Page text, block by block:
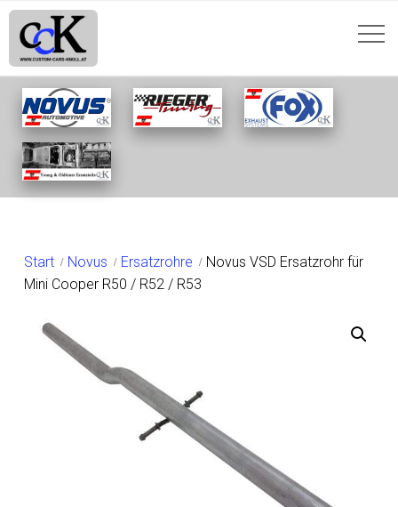
SHOP
Start Novus Ersatzrohre
Novus VSD Ersatzrohr für
Mini Cooper R50 / R52 / R53